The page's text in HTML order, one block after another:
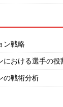
ン戦略
における選手の役
の戦術分析